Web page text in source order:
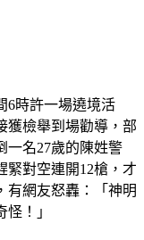
6時許一場遶境活
獲檢舉到場勸導，部
一名27歲的陳姓警
緊對空連開12槍，才
有網友怒轟：「神明
！」